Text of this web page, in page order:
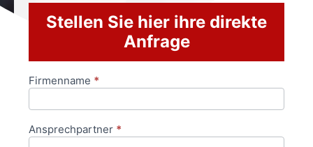
Stellen Sie hier ihre direkte
Anfrage
Anfrageformular
Firmenname *
Ansprechpartner *